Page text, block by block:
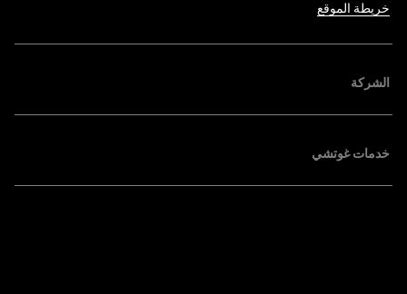
خريطة الموقع
الشركة
خدمات غوتشي